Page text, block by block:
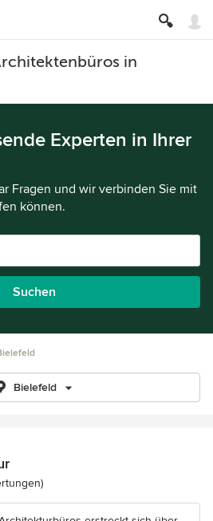
in
Experten in Ihrer
Fragen und wir verbinden Sie mit
können.
Suchen
Bielefeld
5 von 5 Sternen